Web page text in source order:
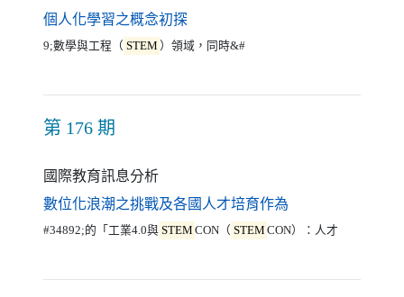
個人化學習之概念初探（另開新視窗）
9;數學與工程（ STEM ）領域，同時&#
第 176 期
國際教育訊息分析
數位化浪潮之挑戰及各國人才培育作為
#34892;的「工業4.0與 STEM CON（ STEM CON）：人才